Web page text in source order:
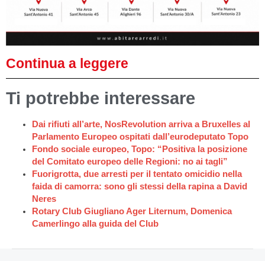
Continua a leggere
Ti potrebbe interessare
Dai rifiuti all’arte, NosRevolution arriva a Bruxelles al
Parlamento Europeo ospitati dall’eurodeputato Topo
Fondo sociale europeo, Topo: “Positiva la posizione
del Comitato europeo delle Regioni: no ai tagli”
Fuorigrotta, due arresti per il tentato omicidio nella
faida di camorra: sono gli stessi della rapina a David
Neres
Rotary Club Giugliano Ager Liternum, Domenica
Camerlingo alla guida del Club